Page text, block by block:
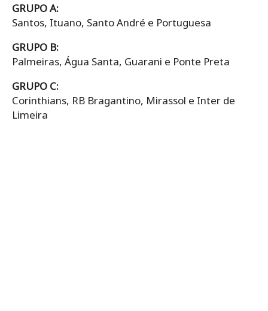
GRUPO A:
Santos, Ituano, Santo André e Portuguesa
GRUPO B:
Palmeiras, Água Santa, Guarani e Ponte Preta
GRUPO C:
Corinthians, RB Bragantino, Mirassol e Inter de
Limeira